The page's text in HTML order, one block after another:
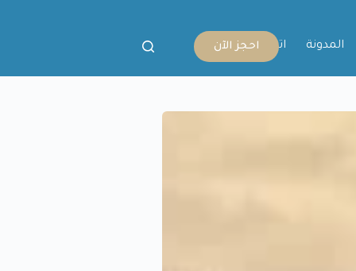
المدونة اتصل بنااحجز الآن